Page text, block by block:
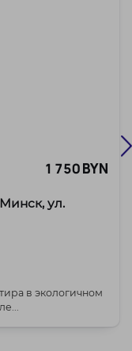
1 750 BYN
ул.
в экологичном